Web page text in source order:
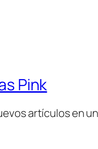
Pink
artículos en